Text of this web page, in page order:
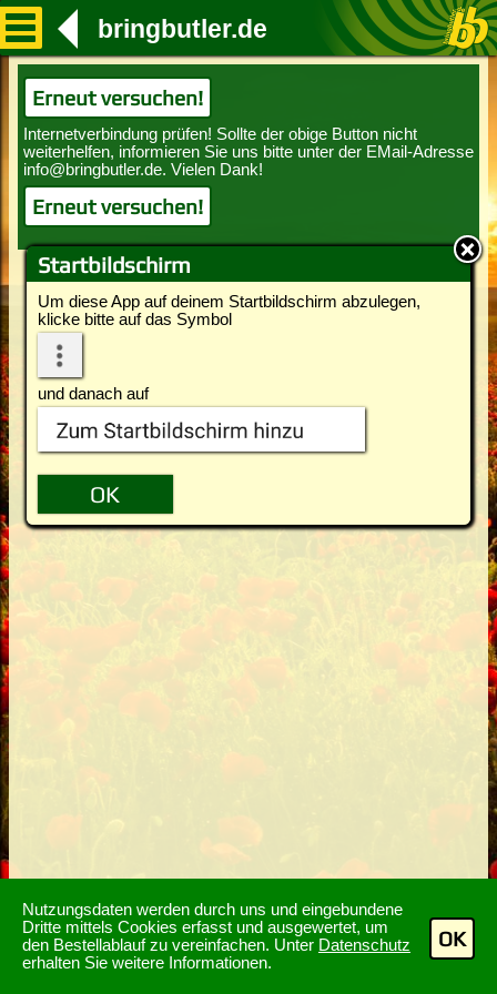
Nutzungsdaten werden durch uns und eingebundene
Dritte mittels Cookies erfasst und ausgewertet, um
den Bestellablauf zu vereinfachen. Unter Datenschutz
erhalten Sie weitere Informationen.
OK
Startbildschirm
Um diese App auf deinem Startbildschirm abzulegen,
klicke bitte auf das Symbol
und danach auf
bringbutler.de
Erneut versuchen!
Erneut versuchen!